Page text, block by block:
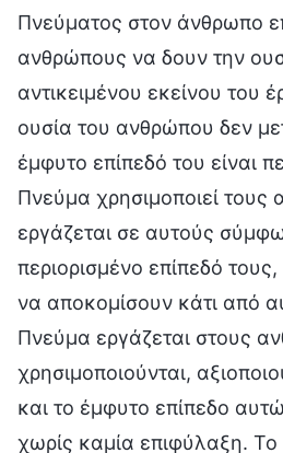
Πνεύματος στον άνθρωπο
ανθρώπους να δουν την
αντικειμένου εκείνου του
ουσία του ανθρώπου δεν
έμφυτο επίπεδό του είναι
Πνεύμα χρησιμοποιεί τους
εργάζεται σε αυτούς
περιορισμένο επίπεδό
να αποκομίσουν κάτι από
Πνεύμα εργάζεται στους
χρησιμοποιούνται,
και το έμφυτο επίπεδο
χωρίς καμία επιφύλαξη. Το